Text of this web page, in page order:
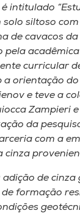
intitulado
siltoso
de cavacos da
pela
curricular
a orientação
e teve a
Zampieri
da
com a
cinza
de cinza
formação